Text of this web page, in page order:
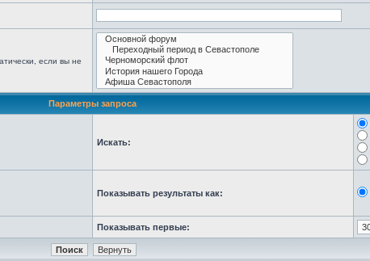
если вы не
Параметры запроса
Искать:
Показывать результаты как:
Показывать первые: